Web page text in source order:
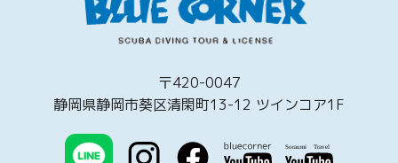
〒420-0047
静岡県静岡市葵区清閑町13-12 ツインコア1F